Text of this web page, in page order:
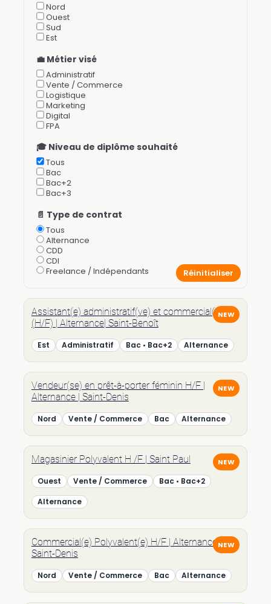
Nord
Ouest
Sud
Est
💼 Métier visé
Administratif
Vente / Commerce
Logistique
Marketing
Digital
FPA
🎓 Niveau de diplôme souhaité
Tous
Bac
Bac+2
Bac+3
📄 Type de contrat
Tous
Alternance
CDD
CDI
Freelance / Indépendants
Réinitialiser
Assistant(e) administratif(ve) et commercial(e)
(H/F) | Alternance| Saint-Benoît
Est Administratif Bac • Bac+2 Alternance
Vendeur(se) en prêt-à-porter féminin H/F |
Alternance | Saint-Denis
Nord Vente / Commerce Bac Alternance
Magasinier Polyvalent H /F | Saint Paul
Ouest Vente / Commerce
Bac • Bac+2
Alternance
Commercial(e) Polyvalent(e) H/F | Alternance |
Saint-Denis
Nord Vente / Commerce Bac Alternance